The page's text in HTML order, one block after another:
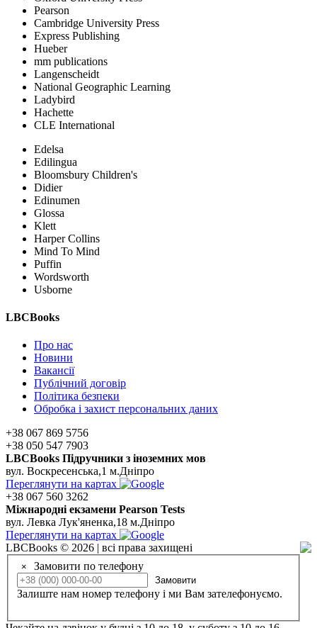
Pearson
Cambridge University Press
Express Publishing
Hueber
mm publications
Langenscheidt
National Geographic Learning
Ladybird
Hachette
CLE International
Edelsa
Edilingua
Bloomsbury Children's
Didier
Edinumen
Glossa
Klett
Harper Collins
Mind To Mind
Puffin
Wordsworth
Usborne
LBCBooks
Про нас
Новини
Вакансії
Публічний договір
Політика безпеки
Обробка і захист персональних даних
+38 067 869 5756
+38 050 547 7903
LBCBooks Підручники з іноземних мов
вул. Воскресенська,1 м.Дніпро
Переглянути на картах
+38 067 560 3262
Мiжнароднi екзамени Pearson Tests
вул. Левка Лук'яненка,18 м.Дніпро
Переглянути на картах
LBCBooks © 2026 | всі права захищені
× Замовити по телефону
Замовити
Залиште нам номер телефону і ми Вам зателефонуємо.